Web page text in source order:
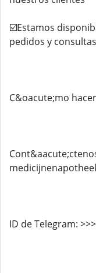
☑️Estamos
pedidos y
C&oacute;mo
ID de Telegram: